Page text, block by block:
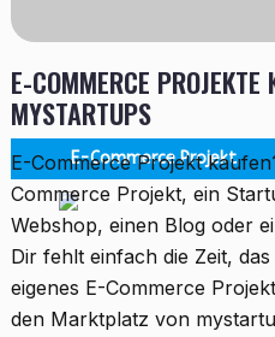
E-Commerce Projekt
E-COMMERCE PROJEKTE
MYSTARTUPS
E-Commerce Projekt
Commerce Projekt, ein
Webshop, einen Blog oder
Dir fehlt einfach die Zeit,
eigenes E-Commerce
den Marktplatz von